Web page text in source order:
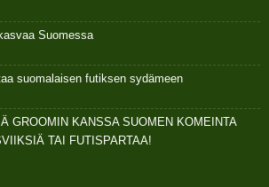
Suomessa
suomalaisen futiksen sydämeen
GROOMIN KANSSA SUOMEN KOMEINTA
TAI FUTISPARTAA!